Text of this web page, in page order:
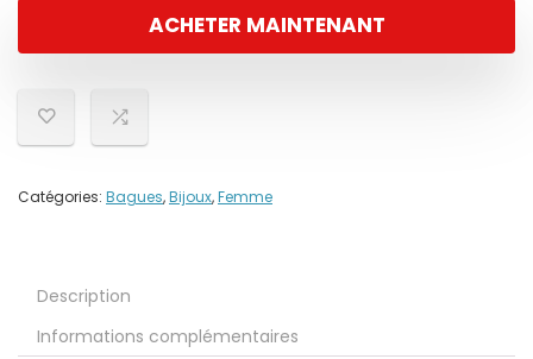
ACHETER MAINTENANT
Catégories: Bagues,Bijoux,Femme
Description
Informations complémentaires